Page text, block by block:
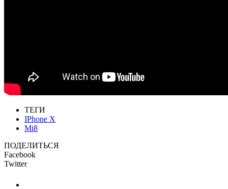
ТЕГИ
IPhone X
Mi8
ПОДЕЛИТЬСЯ
Facebook
Twitter